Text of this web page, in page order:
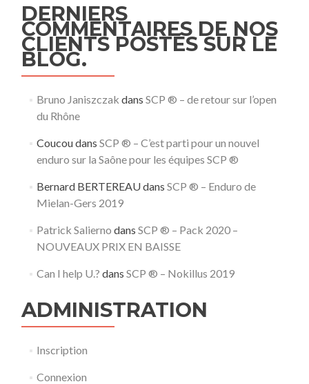
DERNIERS
COMMENTAIRES DE NOS
CLIENTS POSTÉS SUR LE
BLOG.
Bruno Janiszczak dans SCP ® – de retour sur l’open
du Rhône
Coucoudans SCP ® – C’est parti pour un nouvel
enduro sur la Saône pour les équipes SCP ®
Bernard BERTEREAUdans SCP ® – Enduro de
Mielan-Gers 2019
Patrick Salierno dans SCP ® – Pack 2020 –
NOUVEAUX PRIX EN BAISSE
Can I help U.? dans SCP ® – Nokillus 2019
ADMINISTRATION
Inscription
Connexion